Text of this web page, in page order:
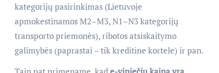
kategorijų pasirinkimas (Lietuvoje
apmokestinamos M2–M3, N1–N3 kategorijų
transporto priemonės), ribotos atsiskaitymo
galimybės (paprastai – tik kreditine kortele) ir pan.